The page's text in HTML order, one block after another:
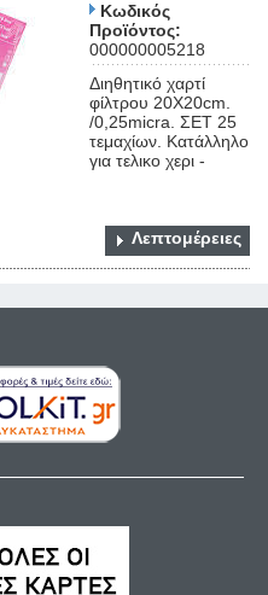
Κωδικός
Προϊόντος:
000000005218
Διηθητικό χαρτί
φίλτρου 20Χ20cm.
/0,25micra. ΣΕΤ 25
τεμαχίων. Κατάλληλο
για τελικο χερι -
Λεπτομέρειες